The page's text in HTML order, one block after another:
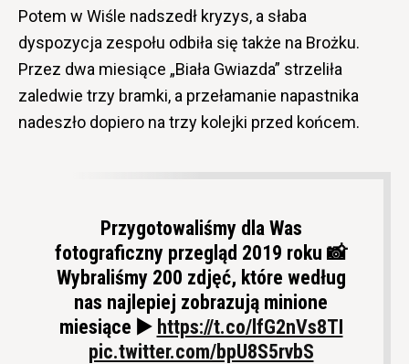
Potem w Wiśle nadszedł kryzys, a słaba
dyspozycja zespołu odbiła się także na Brożku.
Przez dwa miesiące „Biała Gwiazda” strzeliła
zaledwie trzy bramki, a przełamanie napastnika
nadeszło dopiero na trzy kolejki przed końcem.
Przygotowaliśmy dla Was
fotograficzny przegląd 2019 roku 📸
Wybraliśmy 200 zdjęć, które według
nas najlepiej zobrazują minione
miesiące ▶️ https://t.co/lfG2nVs8TI
pic.twitter.com/bpU8S5rvbS